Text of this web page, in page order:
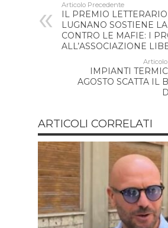
Articolo Precedente
IL PREMIO
LUGNANO SOSTIENE
CONTRO LE MAFIE: I
ALL’ASSOCIAZIONE
IMPIANTI
AGOSTO SCATTA IL
ARTICOLI CORRELATI